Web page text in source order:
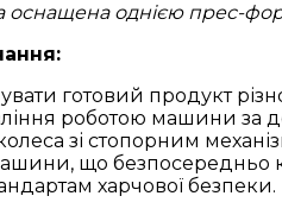
однією прес-
готовий продукт
роботою машини за
зі стопорним
що безпосередньо
харчової безпеки.